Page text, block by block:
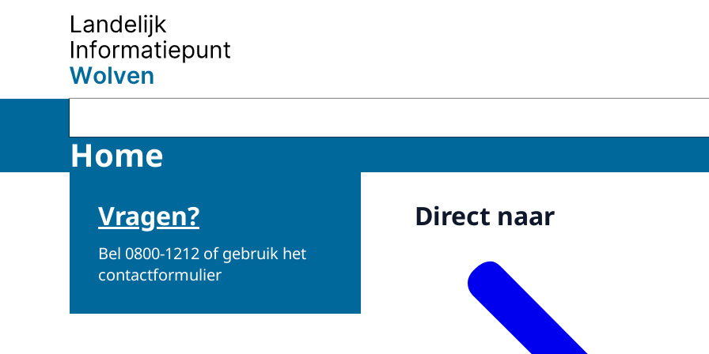
Naar de homepage van Landelijk informatiepunt wolven
Home
Vragen?
Bel 0800-1212 of gebruik het
contactformulier
Direct naar